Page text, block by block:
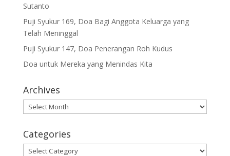
Sutanto
Puji Syukur 169, Doa Bagi Anggota Keluarga yang
Telah Meninggal
Puji Syukur 147, Doa Penerangan Roh Kudus
Doa untuk Mereka yang Menindas Kita
Archives
Archives
Categories
Categories